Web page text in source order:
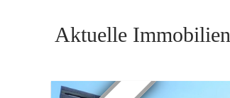
Aktuelle Immobilien